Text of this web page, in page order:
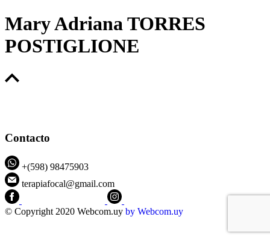
Mary Adriana TORRES
POSTIGLIONE
Contacto
+(598) 98475903
terapiafocal@gmail.com
© Copyright 2020 Webcom.uy by Webcom.uy